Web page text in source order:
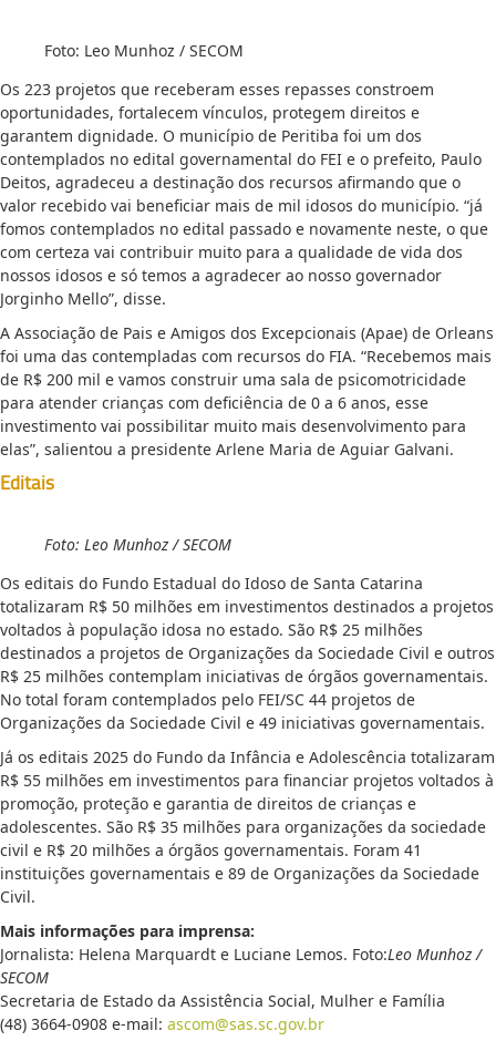
Foto: Leo Munhoz / SECOM
Os 223 projetos que receberam esses repasses constroem
oportunidades, fortalecem vínculos, protegem direitos e
garantem dignidade. O município de Peritiba foi um dos
contemplados no edital governamental do FEI e o prefeito, Paulo
Deitos, agradeceu a destinação dos recursos afirmando que o
valor recebido vai beneficiar mais de mil idosos do município. “já
fomos contemplados no edital passado e novamente neste, o que
com certeza vai contribuir muito para a qualidade de vida dos
nossos idosos e só temos a agradecer ao nosso governador
Jorginho Mello”, disse.
A Associação de Pais e Amigos dos Excepcionais (Apae) de Orleans
foi uma das contempladas com recursos do FIA. “Recebemos mais
de R$ 200 mil e vamos construir uma sala de psicomotricidade
para atender crianças com deficiência de 0 a 6 anos, esse
investimento vai possibilitar muito mais desenvolvimento para
elas”, salientou a presidente Arlene Maria de Aguiar Galvani.
Editais
Foto: Leo Munhoz / SECOM
Os editais do Fundo Estadual do Idoso de Santa Catarina
totalizaram R$ 50 milhões em investimentos destinados a projetos
voltados à população idosa no estado. São R$ 25 milhões
destinados a projetos de Organizações da Sociedade Civil e outros
R$ 25 milhões contemplam iniciativas de órgãos governamentais.
No total foram contemplados pelo FEI/SC 44 projetos de
Organizações da Sociedade Civil e 49 iniciativas governamentais.
Já os editais 2025 do Fundo da Infância e Adolescência totalizaram
R$ 55 milhões em investimentos para financiar projetos voltados à
promoção, proteção e garantia de direitos de crianças e
adolescentes. São R$ 35 milhões para organizações da sociedade
civil e R$ 20 milhões a órgãos governamentais. Foram 41
instituições governamentais e 89 de Organizações da Sociedade
Civil.
Mais informações para imprensa:
Jornalista: Helena Marquardt e Luciane Lemos. Foto:Leo Munhoz /
SECOM
Secretaria de Estado da Assistência Social, Mulher e Família
(48) 3664-0908 e-mail: ascom@sas.sc.gov.br